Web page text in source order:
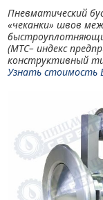
Пневматический
«чеканки» швов
(МТС– индекс
конструктивный
Узнать стоимость